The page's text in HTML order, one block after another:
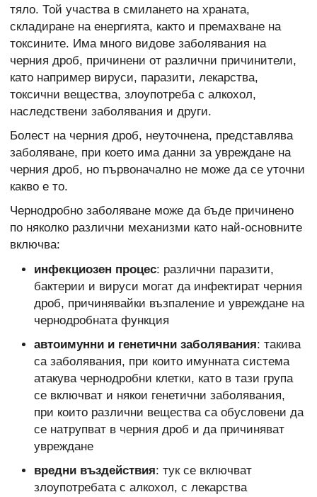
тяло. Той участва в смилането на храната,
складиране на енергията, както и премахване на
токсините. Има много видове заболявания на
черния дроб, причинени от различни причинители,
като например вируси, паразити, лекарства,
токсични вещества, злоупотреба с алкохол,
наследствени заболявания и други.
Болест на черния дроб, неуточнена, представлява
заболяване, при което има данни за увреждане на
черния дроб, но първоначално не може да се уточни
какво е то.
Чернодробно заболяване може да бъде причинено
по няколко различни механизми като най-основните
включва:
инфекциозен процес: различни паразити,
бактерии и вируси могат да инфектират черния
дроб, причинявайки възпаление и увреждане на
чернодробната функция
автоимунни и генетични заболявания: такива
са заболявания, при които имунната система
атакува чернодробни клетки, като в тази група
се включват и някои генетични заболявания,
при които различни вещества са обусловени да
се натрупват в черния дроб и да причиняват
увреждане
вредни въздействия: тук се включват
злоупотребата с алкохол, с лекарства